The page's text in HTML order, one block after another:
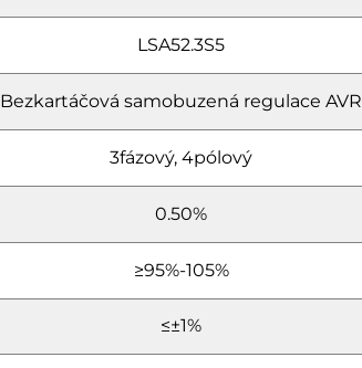
LSA52.3S5
Bezkartáčová samobuzená regulace AVR
3fázový, 4pólový
0.50%
≥95%-105%
≤±1%